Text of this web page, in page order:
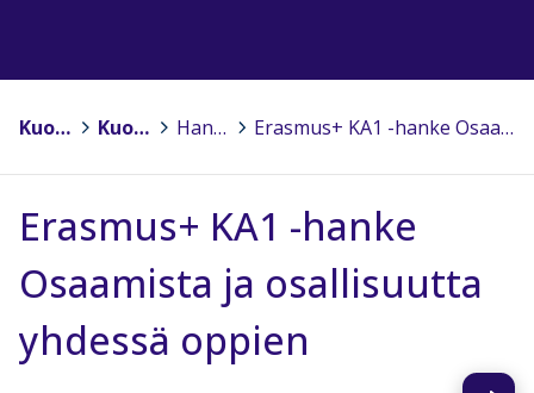
Kuopio Kuopion kansalaisopisto Hankkeet ja projektit > Erasmus+ KA1 -hanke Osaamista ja osallisuutta yhdessä oppien
Erasmus+ KA1 -hanke
Osaamista ja osallisuutta
yhdessä oppien